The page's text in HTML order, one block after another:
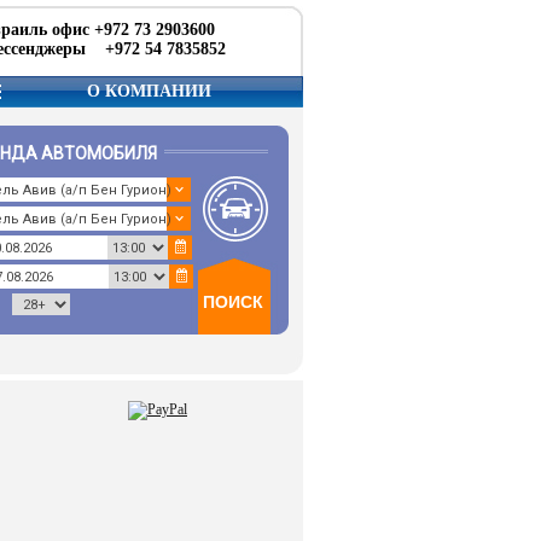
офис +972 73 2903600
+972 54 7835852
О КОМПАНИИ
АВТОМОБИЛЯ